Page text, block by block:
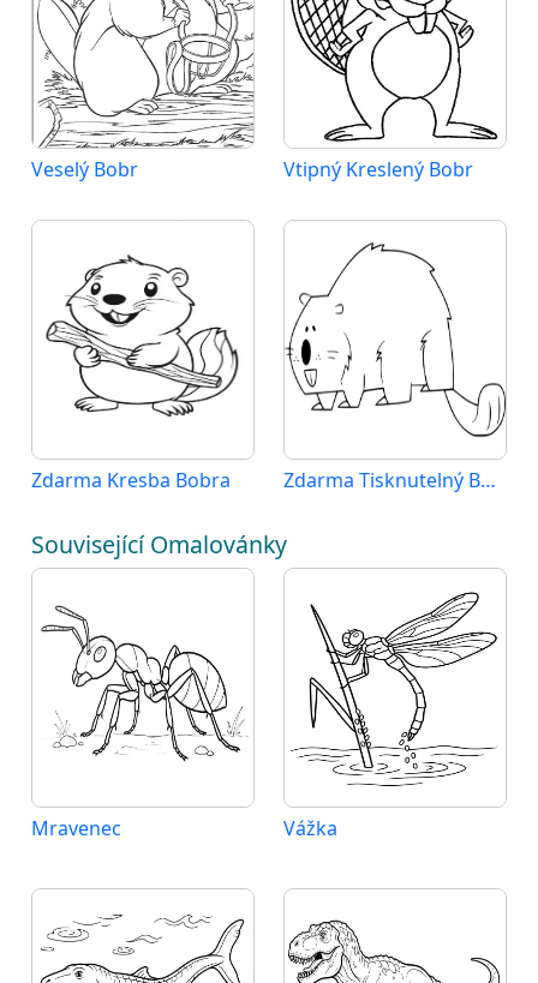
Veselý Bobr Vtipný Kreslený Bobr
Zdarma Kresba Bobra Zdarma Tisknutelný Bobr
Související Omalovánky
Mravenec Vážka